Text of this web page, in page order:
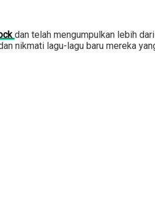
dan telah mengumpulkan lebih dari
nikmati lagu-lagu baru mereka